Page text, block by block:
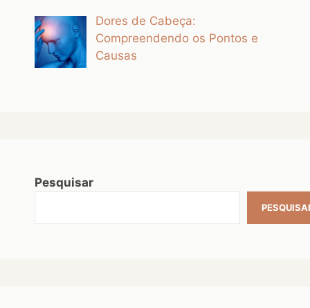
Dores de Cabeça:
Compreendendo os Pontos e
Causas
Pesquisar